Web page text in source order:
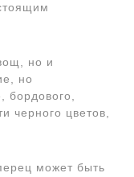
но и
но
бордового,
черного цветов,
может быть